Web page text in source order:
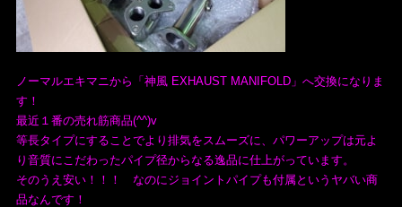
ノーマルエキマニから「神風 EXHAUST MANIFOLD」へ交換になりま
す！
最近１番の売れ筋商品(^^)v
等長タイプにすることでより排気をスムーズに、パワーアップは元よ
り音質にこだわったパイプ径からなる逸品に仕上がっています。
そのうえ安い！！！ なのにジョイントパイプも付属というヤバい商
品なんです！